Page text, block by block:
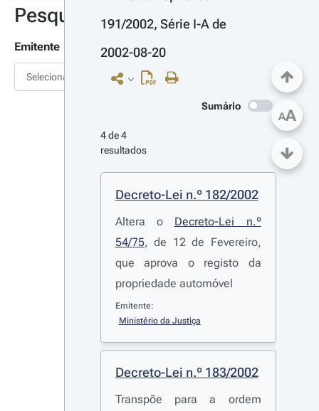
Pesquisa
Emitente
Selecionar
191/2002, Série I-A de
2002-08-20
Sumário
4 de 4
resultados
Decreto-Lei n.º 182/2002
Altera o Decreto-Lei n.º
54/75, de 12 de Fevereiro,
que aprova o registo da
propriedade automóvel
Emitente:
Ministério da Justiça
Decreto-Lei n.º 183/2002
Transpõe para a ordem
AA